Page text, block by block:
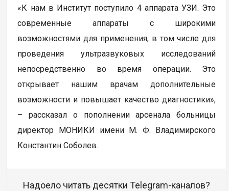
«К нам в Институт поступило 4 аппарата УЗИ. Это
современные аппараты с широкими
возможностями для применения, в том числе для
проведения ультразвуковых исследований
непосредственно во время операции. Это
открывает нашим врачам дополнительные
возможности и повышает качество диагностики»,
– рассказал о пополнении арсенала больницы
директор МОНИКИ имени М. Ф. Владимирского
Константин Соболев.
Надоело читать десятки Telegram-каналов?